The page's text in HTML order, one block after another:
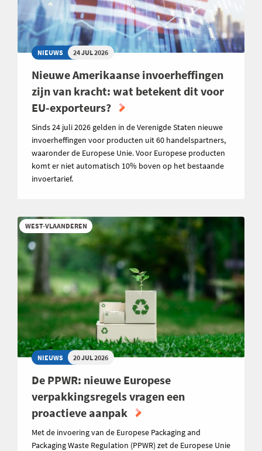
NIEUWS 24 JUL 2026
Nieuwe Amerikaanse invoerheffingen
zijn van kracht: wat betekent dit voor
EU-exporteurs?
Sinds 24 juli 2026 gelden in de Verenigde Staten nieuwe
invoerheffingen voor producten uit 60 handelspartners,
waaronder de Europese Unie. Voor Europese producten
komt er niet automatisch 10% boven op het bestaande
invoertarief.
WEST-VLAANDEREN
NIEUWS 20 JUL 2026
De PPWR: nieuwe Europese
verpakkingsregels vragen een
proactieve aanpak
Met de invoering van de Europese Packaging and
Packaging Waste Regulation (PPWR) zet de Europese Unie